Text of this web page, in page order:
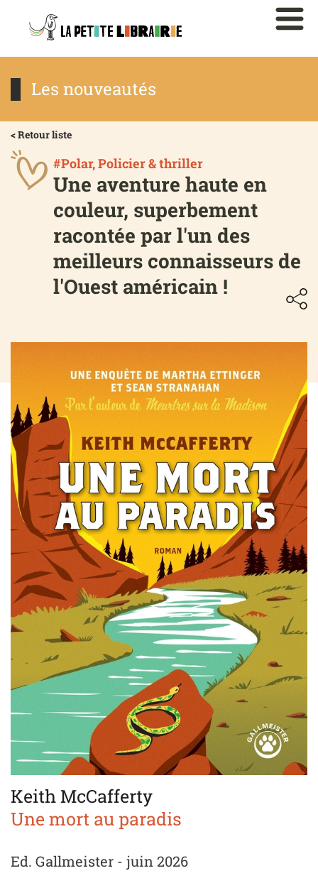
Les nouveautés
< Retour liste
#Polar, Policier & thriller
Une aventure haute en
couleur, superbement
racontée par l'un des
meilleurs connaisseurs de
l'Ouest américain !
Keith McCafferty
Une mort au paradis
Ed. Gallmeister - juin 2026